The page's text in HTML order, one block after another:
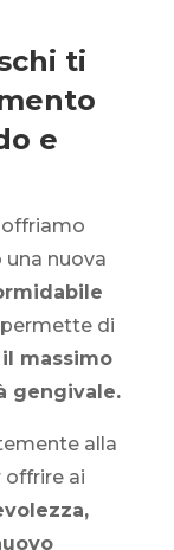
ti
e
nuova
di
massimo
gengivale.
alla
offrire ai